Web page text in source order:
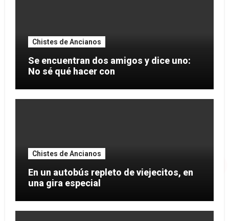
Chistes de Ancianos
Se encuentran dos amigos y dice uno:
No sé qué hacer con
Chistes de Ancianos
En un autobús repleto de viejecitos, en
una gira especial